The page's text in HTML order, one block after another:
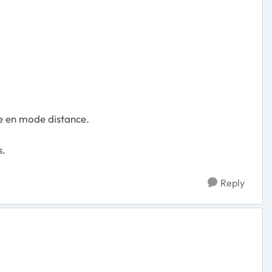
en mode distance.
Reply